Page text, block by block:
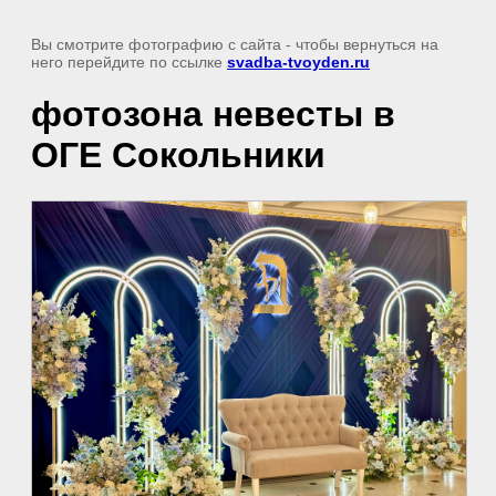
Вы смотрите фотографию с сайта - чтобы вернуться на
него перейдите по ссылке svadba-tvoyden.ru
фотозона невесты в
ОГЕ Сокольники